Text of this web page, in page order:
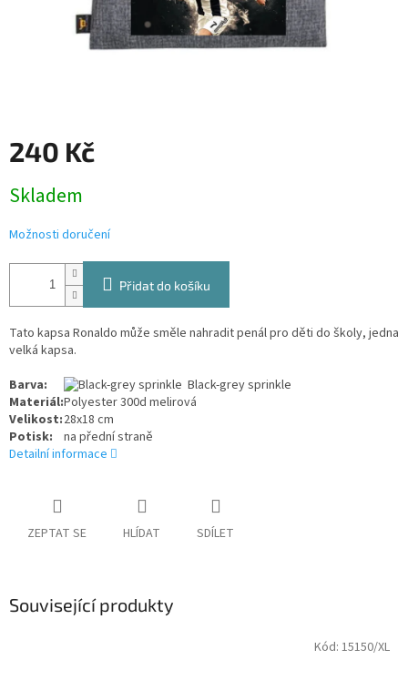
240 Kč
cena:
Skladem
Možnosti doručení
Přidat do košíku
Tato kapsa Ronaldo může směle nahradit penál pro děti do školy, jedna
velká kapsa.
Barva:
Black-grey sprinkle
Materiál:Polyester 300d melirová
Velikost:28x18 cm
Potisk:
na přední straně
Detailní informace
ZEPTAT SE HLÍDAT SDÍLET
Související produkty
Kód: 15150/XL